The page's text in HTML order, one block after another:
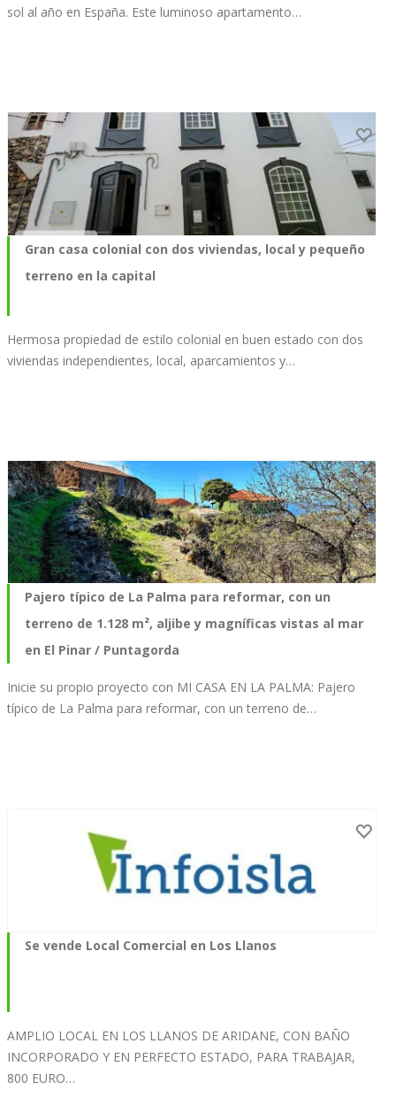
sol al año en España. Este luminoso apartamento…
Gran casa colonial con dos viviendas, local y pequeño
terreno en la capital
Hermosa propiedad de estilo colonial en buen estado con dos
viviendas independientes, local, aparcamientos y…
Pajero típico de La Palma para reformar, con un
terreno de 1.128 m², aljibe y magníficas vistas al mar
en El Pinar / Puntagorda
Inicie su propio proyecto con MI CASA EN LA PALMA: Pajero
típico de La Palma para reformar, con un terreno de…
Se vende Local Comercial en Los Llanos
AMPLIO LOCAL EN LOS LLANOS DE ARIDANE, CON BAÑO
INCORPORADO Y EN PERFECTO ESTADO, PARA TRABAJAR,
800 EURO…